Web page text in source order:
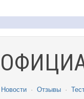
Новости · Отзывы ·